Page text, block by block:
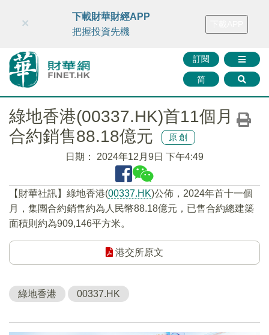
財華智庫網 FINTV FINMETA 財華證券 媒體矩陣
訂閱
简
×
下載財華財經APP
把握投資先機
綠地香港(00337.HK)首11個月
合約銷售88.18億元
原創
日期： 2024年12月9日 下午4:49
【財華社訊】綠地香港(00337.HK)公佈，2024年首十一個
月，集團合約銷售約為人民幣88.18億元，已售合約總建築
面積則約為909,146平方米。
港交所原文
綠地香港 00337.HK